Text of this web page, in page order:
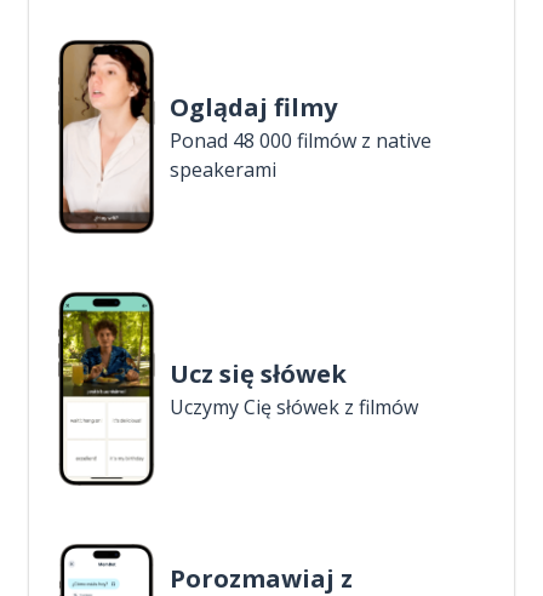
Oglądaj filmy
Ponad 48 000 filmów z native
speakerami
Ucz się słówek
Uczymy Cię słówek z filmów
Porozmawiaj z